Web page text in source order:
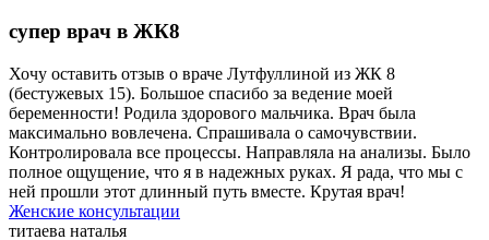
супер врач в ЖК8
Хочу оставить отзыв о враче Лутфуллиной из ЖК 8
(бестужевых 15). Большое спасибо за ведение моей
беременности! Родила здорового мальчика. Врач была
максимально вовлечена. Спрашивала о самочувствии.
Контролировала все процессы. Направляла на анализы. Было
полное ощущение, что я в надежных руках. Я рада, что мы с
ней прошли этот длинный путь вместе. Крутая врач!
Женские консультации
титаева наталья